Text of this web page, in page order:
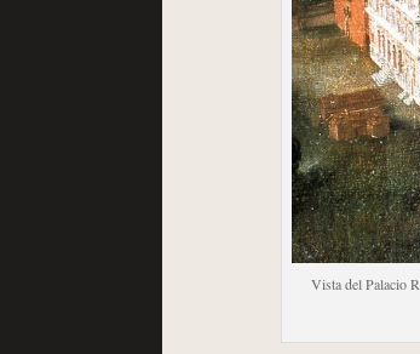
Vista del Palacio